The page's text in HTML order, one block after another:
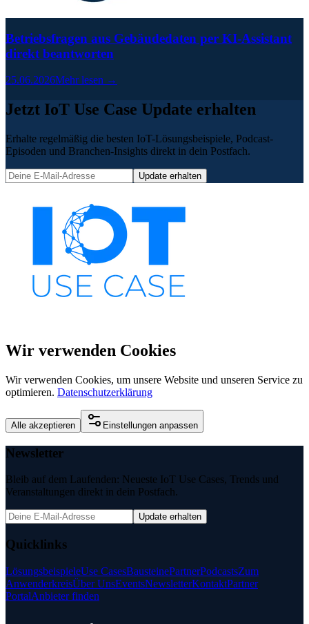
Betriebsfragen aus Gebäudedaten per KI-Assistant
direkt beantworten
25.06.2026Mehr lesen →
Jetzt IoT Use Case Update erhalten
Erhalte regelmäßig die besten IoT-Lösungsbeispiele, Podcast-
Episoden und Branchen-Insights direkt in dein Postfach.
Update erhalten
Wir verwenden Cookies
Wir verwenden Cookies, um unsere Website und unseren Service zu
optimieren. Datenschutzerklärung
Alle akzeptieren Einstellungen anpassen
Newsletter
Bleib auf dem Laufenden: Neueste IoT Use Cases, Trends und
Veranstaltungen direkt in dein Postfach.
Update erhalten
Quicklinks
LösungsbeispieleUse CasesBausteinePartnerPodcastsZum
AnwenderkreisÜber UnsEventsNewsletterKontaktPartner
PortalAnbieter finden